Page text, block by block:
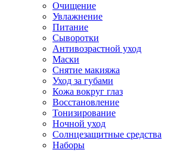
Очищение
Увлажнение
Питание
Сыворотки
Антивозрастной уход
Маски
Снятие макияжа
Уход за губами
Кожа вокруг глаз
Восстановление
Тонизирование
Ночной уход
Солнцезащитные средства
Наборы